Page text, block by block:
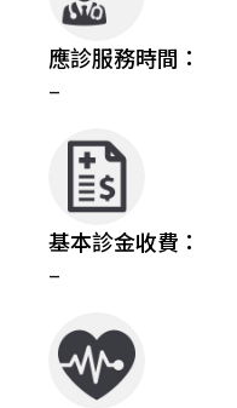
應診服務時間：
–
基本診金收費：
–